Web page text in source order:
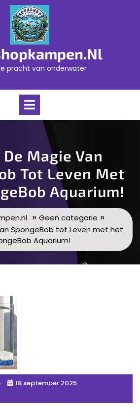
pracht van onderwater
Open
Magie Van
Tot Leven Met
Aquarium!
» Geen categorie »
SpongeBob tot Leven met het
Aquarium!
18 september 2025